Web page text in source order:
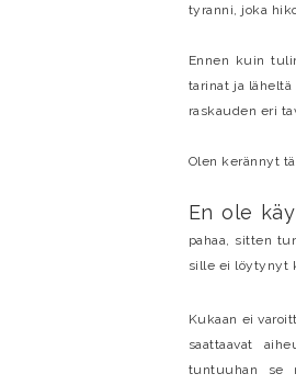
tyranni, joka
Ennen kuin
tarinat ja
raskauden eri
Olen kerännyt
En ole
pahaa, sitten
sille ei löytynyt
Kukaan ei
saattaavat
tuntuuhan se